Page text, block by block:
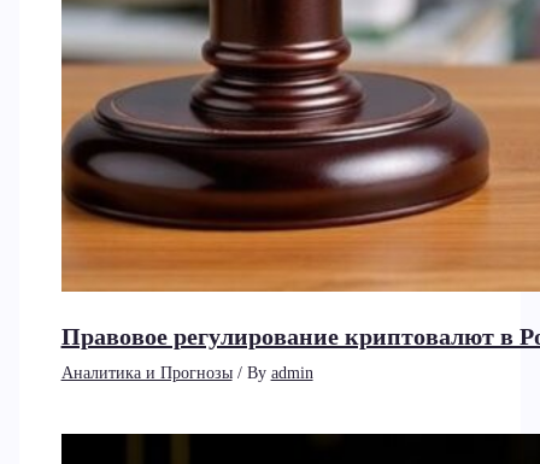
Правовое регулирование криптовалют в
Аналитика и Прогнозы/ By admin